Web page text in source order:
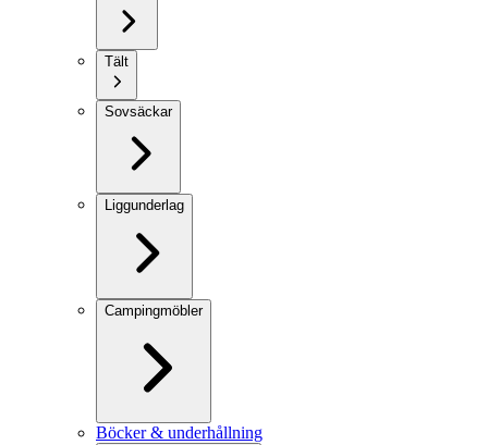
Tält
Sovsäckar
Liggunderlag
Campingmöbler
Böcker & underhållning